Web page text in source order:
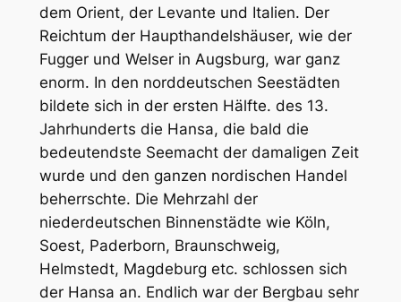
dem Orient, der Levante und Italien. Der
Reichtum der Haupthandelshäuser, wie der
Fugger und Welser in Augsburg, war ganz
enorm. In den norddeutschen Seestädten
bildete sich in der ersten Hälfte. des 13.
Jahrhunderts die Hansa, die bald die
bedeutendste Seemacht der damaligen Zeit
wurde und den ganzen nordischen Handel
beherrschte. Die Mehrzahl der
niederdeutschen Binnenstädte wie Köln,
Soest, Paderborn, Braunschweig,
Helmstedt, Magdeburg etc. schlossen sich
der Hansa an. Endlich war der Bergbau sehr